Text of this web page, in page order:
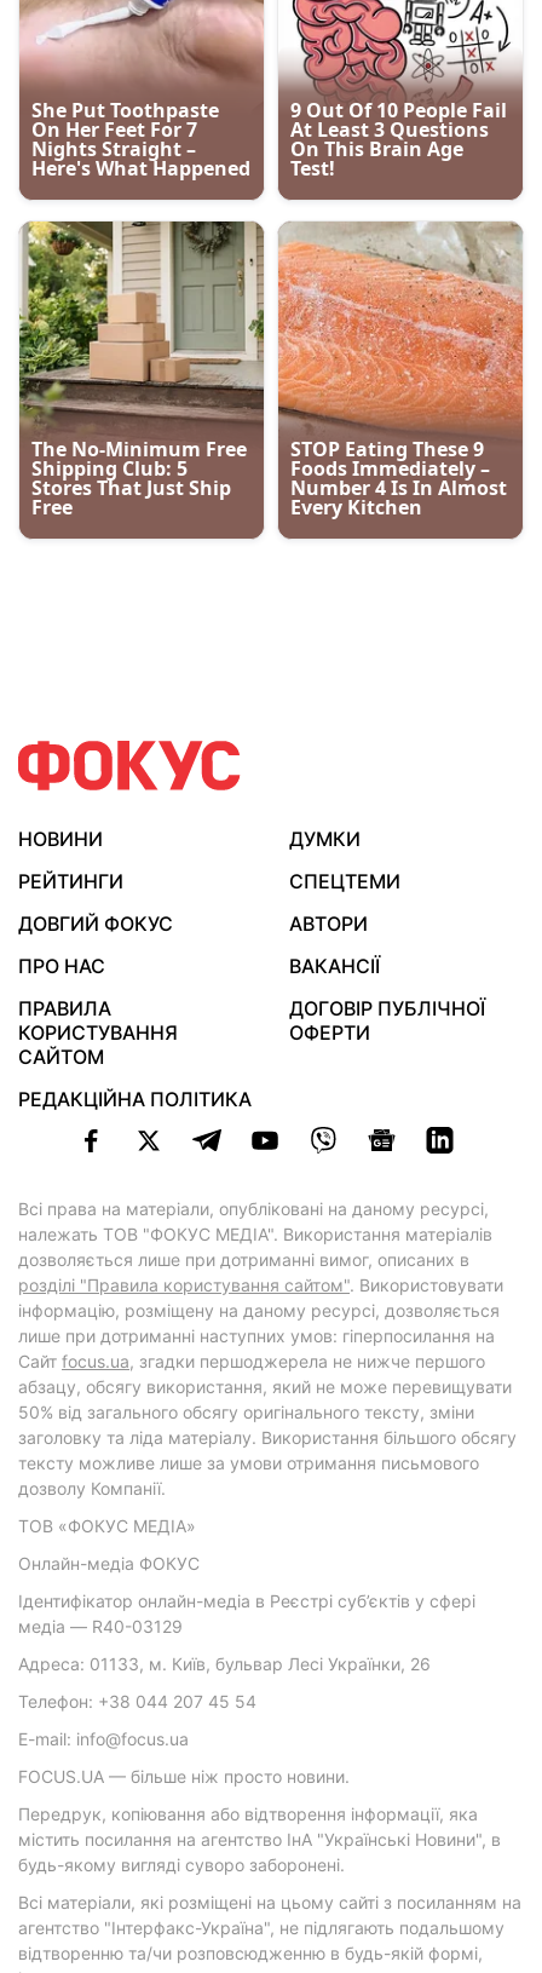
НОВИНИ
ДУМКИ
РЕЙТИНГИ
СПЕЦТЕМИ
ДОВГИЙ ФОКУС
АВТОРИ
ПРО НАС
ВАКАНСІЇ
ПРАВИЛА
КОРИСТУВАННЯ
САЙТОМ
ДОГОВІР ПУБЛІЧНОЇ
ОФЕРТИ
РЕДАКЦІЙНА ПОЛІТИКА
Всі права на матеріали, опубліковані на даному ресурсі,
належать ТОВ "ФОКУС МЕДІА". Використання матеріалів
дозволяється лише при дотриманні вимог, описаних в
розділі "Правила користування сайтом". Використовувати
інформацію, розміщену на даному ресурсі, дозволяється
лише при дотриманні наступних умов: гіперпосилання на
Cайт focus.ua, згадки першоджерела не нижче першого
абзацу, обсягу використання, який не може перевищувати
50% від загального обсягу оригінального тексту, зміни
заголовку та ліда матеріалу. Використання більшого обсягу
тексту можливе лише за умови отримання письмового
дозволу Компанії.
ТОВ «ФОКУС МЕДІА»
Онлайн-медіа ФОКУС
Ідентифікатор онлайн-медіа в Реєстрі суб’єктів у сфері
медіа — R40-03129
Адреса: 01133, м. Київ, бульвар Лесі Українки, 26
Телефон: +38 044 207 45 54
E-mail: info@focus.ua
FOCUS.UA — більше ніж просто новини.
Передрук, копіювання або відтворення інформації, яка
містить посилання на агентство ІнА "Українські Новини", в
будь-якому вигляді суворо заборонені.
Всі матеріали, які розміщені на цьому сайті з посиланням на
агентство "Інтерфакс-Україна", не підлягають подальшому
відтворенню та/чи розповсюдженню в будь-якій формі,